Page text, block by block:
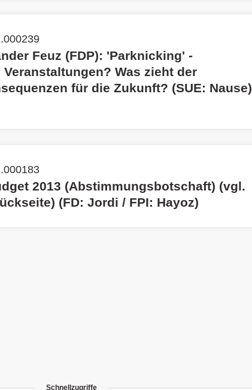
Feuz (FDP): 'Parknicking' -
Was zieht der
für die Zukunft? (SUE: Nause)
2013 (Abstimmungsbotschaft) (vgl.
(FD: Jordi / FPI: Hayoz)
Schnellzugriffe